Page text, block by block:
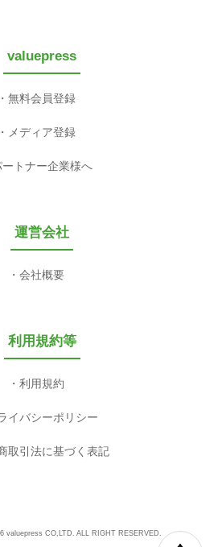
valuepress
無料会員登録
メディア登録
ートナー企業様へ
運営会社
会社概要
利用規約等
利用規約
イバシーポリシー
取引法に基づく表記
valuepress CO,LTD. ALL RIGHT RESERVED.